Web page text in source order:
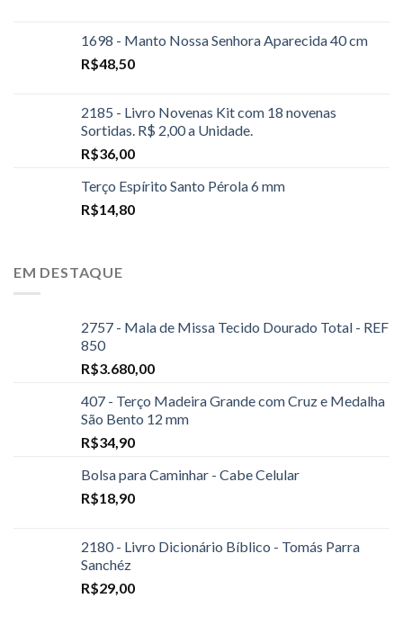
1698 - Manto Nossa Senhora Aparecida 40 cm
R$48,50
2185 - Livro Novenas Kit com 18 novenas
Sortidas. R$ 2,00 a Unidade.
R$36,00
Terço Espírito Santo Pérola 6 mm
R$14,80
EM DESTAQUE
2757 - Mala de Missa Tecido Dourado Total - REF
850
R$3.680,00
407 - Terço Madeira Grande com Cruz e Medalha
São Bento 12 mm
R$34,90
Bolsa para Caminhar - Cabe Celular
R$18,90
2180 - Livro Dicionário Bíblico - Tomás Parra
Sanchéz
R$29,00